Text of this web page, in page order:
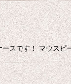
スです！ マウスピ